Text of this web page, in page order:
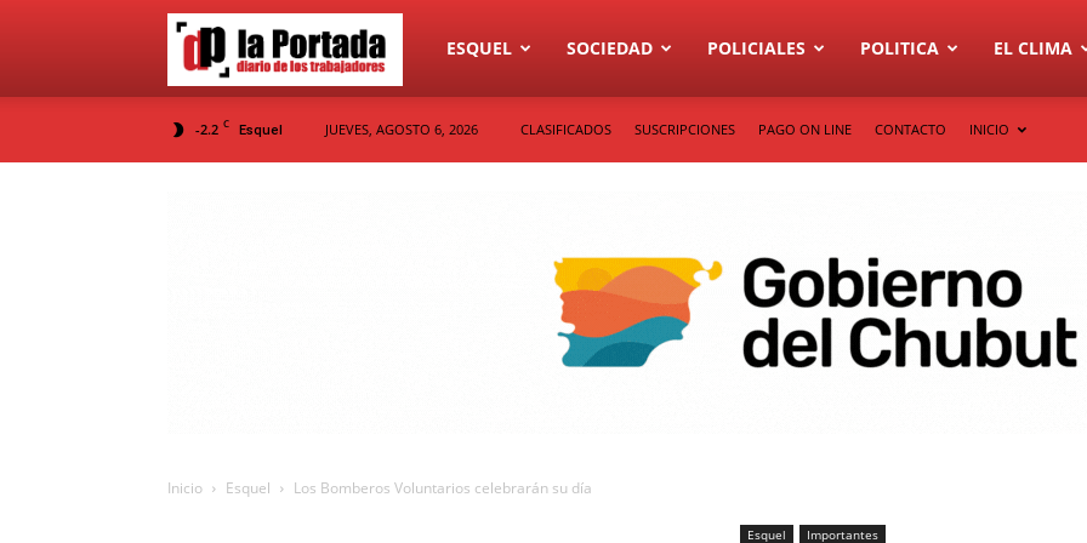
Diario
La
ESQUEL SOCIEDAD POLICIALES POLITICA EL CLIMA
-2.2 C Esquel JUEVES, AGOSTO 6, 2026 CLASIFICADOS SUSCRIPCIONES PAGO ON LINE CONTACTO INICIO
Inicio Esquel Los Bomberos Voluntarios celebrarán su día
Esquel Importantes